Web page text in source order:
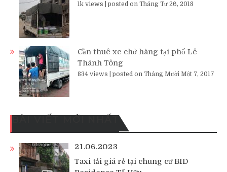
1k views posted on Tháng Tư 26, 2018
Cần thuê xe chở hàng tại phố Lê
Thánh Tông
834 views posted on Tháng Mười Một 7, 2017
BÀI VIẾT MỚI NHẤT
21.06.2023
Taxi tải giá rẻ tại chung cư BID